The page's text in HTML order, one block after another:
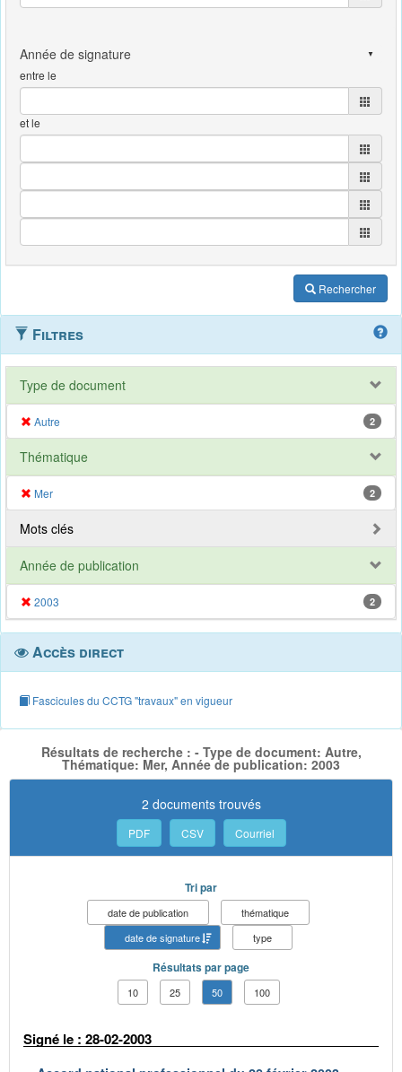
entre le
et le
Rechercher
Filtres
Type de document
Autre 2
Thématique
Mer 2
Mots clés
Année de publication
2003 2
Accès direct
Fascicules du CCTG "travaux" en vigueur
Résultats de recherche : - Type de document: Autre,
Thématique: Mer, Année de publication: 2003
2 documents trouvés
PDF CSV Courriel
Tri par
date de publication
thématique
date de signature
type
Résultats par page
10 25 50 100
Signé le : 28-02-2003